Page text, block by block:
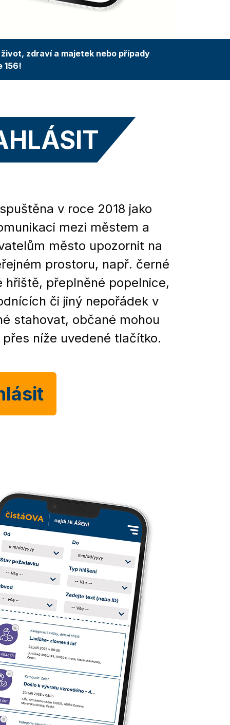
zdraví a majetek nebo případy
156!
v roce 2018 jako
mezi městem a
město upozornit na
prostoru, např. černé
přeplněné popelnice,
či jiný nepořádek v
stahovat, občané mohou
níže uvedené tlačítko.